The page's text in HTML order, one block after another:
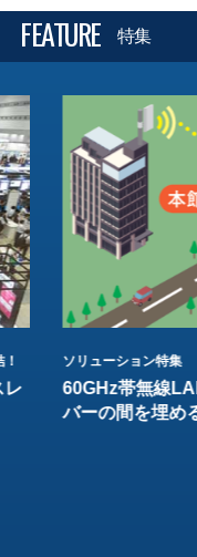
FEATURE 特集
レ
ソリューション特集
60GHz帯無線
バーの間を埋め